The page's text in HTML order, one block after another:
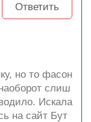
Ответить
но то фасон
слиш
Искала
на сайт Бут